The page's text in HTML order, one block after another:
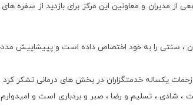
از مدیران و معاونین این مرکز برای بازدید از سفره
سنتی را به خود اختصاص داده است و پپیشاپیش
یکساله خدمتگزاران در بخش های درمانی تشکر کرد
، تسلیم و رضا ، صبر و بردباری است و